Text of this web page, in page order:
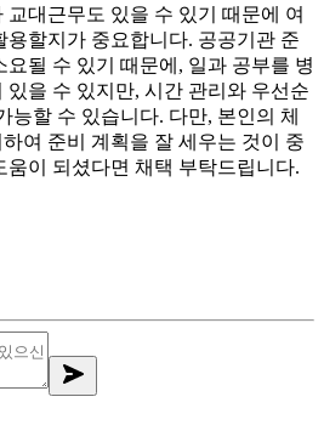
교대근무도 있을 수 있기 때문에 여
용할지가 중요합니다. 공공기관 준
요될 수 있기 때문에, 일과 공부를 병
있을 수 있지만, 시간 관리와 우선순
능할 수 있습니다. 다만, 본인의 체
여 준비 계획을 잘 세우는 것이 중
움이 되셨다면 채택 부탁드립니다.